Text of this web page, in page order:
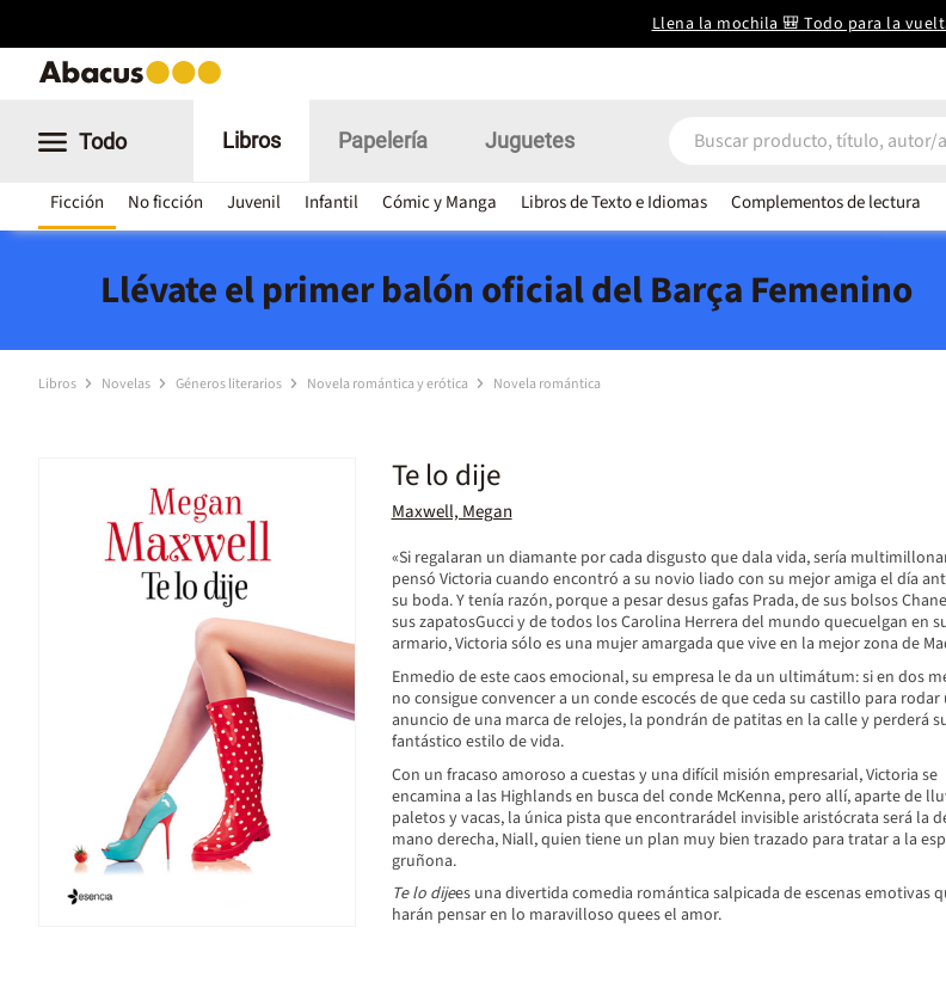
Llena la mochila 🎒 Todo para la
Todo Libros
Ficción No ficción Juvenil Infantil Cómic y Manga Libros de Texto e Idiomas Complementos de lectura
Papelería Juguetes
Llévate el primer balón oficial del Barça Femenino
Libros Novelas Géneros literarios Novela romántica y erótica Novela romántica
Te lo dije
Maxwell, Megan
«Si regalaran un diamante por cada disgusto que dala vida, sería
pensó Victoria cuando encontró a su novio liado con su mejor amiga el día
su boda. Y tenía razón, porque a pesar desus gafas Prada, de sus bolsos
sus zapatosGucci y de todos los Carolina Herrera del mundo quecuelgan en
armario, Victoria sólo es una mujer amargada que vive en la mejor zona de
Enmedio de este caos emocional, su empresa le da un ultimátum: si en dos
no consigue convencer a un conde escocés de que ceda su castillo para rodar
anuncio de una marca de relojes, la pondrán de patitas en la calle y perderá
fantástico estilo de vida.
Con un fracaso amoroso a cuestas y una difícil misión empresarial, Victoria se
encamina a las Highlands en busca del conde McKenna, pero allí, aparte de
paletos y vacas, la única pista que encontrarádel invisible aristócrata será la
mano derecha, Niall, quien tiene un plan muy bien trazado para tratar a la
gruñona.
Te lo dijees una divertida comedia romántica salpicada de escenas emotivas
harán pensar en lo maravilloso quees el amor.